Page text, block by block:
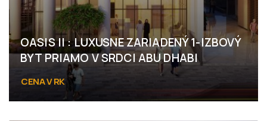
OASIS II : LUXUSNE ZARIADENÝ 1-IZBOVÝ
BYT PRIAMO V SRDCI ABU DHABI
CENA V RK